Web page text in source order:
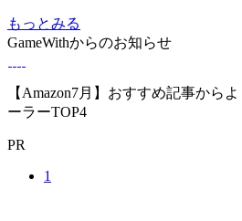
もっとみる
GameWithからのお知らせ
【Amazon7月】おすすめ記事から
ーラーTOP4
PR
1